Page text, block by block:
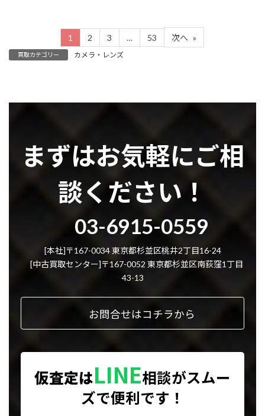
1 2 3 … 53 次へ »
買取カテゴリー カメラ・レンズ
まずはお気軽にご相
談ください！
03-6915-0559
[本社]〒167-0034 東京都杉並区桃井2丁目16-24
[中古買取センター]〒167-0052 東京都杉並区南荻窪1丁目
43-13
お問合せはコチラから
仮査定はLINE相談がスムー
ズで便利です！